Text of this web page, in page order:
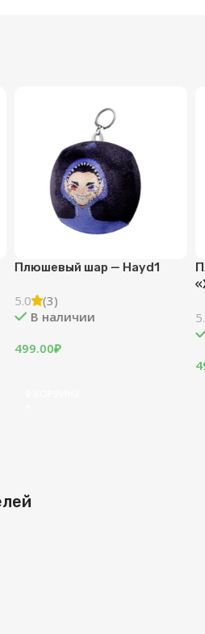
Плюшевый шар — KlashRaick
5.0
(2)